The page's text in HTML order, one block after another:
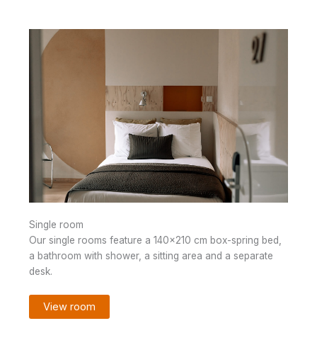
Single room
Our single rooms feature a 140×210 cm box-spring bed,
a bathroom with shower, a sitting area and a separate
desk.
View room